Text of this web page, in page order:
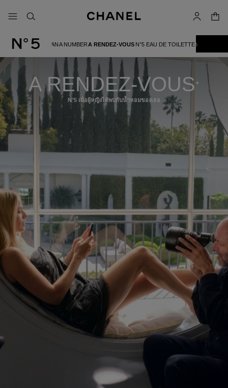
เมนู - การนำทางหลัก
- การนำทางหลัก
ค้นหา บัญชีผู้ใช้
ตะกร้
A RENDEZ-VOUS *
N°5 เมื่อผู้หญิงได้พบกับน้ำหอมของเธอ
A WOMANA NUMBERA RENDEZ-VOUS N°5 EAU DE TOILETTE
กลุ่มผลิตภัณฑ์ N°5